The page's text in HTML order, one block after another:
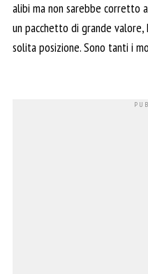
alibi ma non sarebbe corretto
un pacchetto di grande valore,
solita posizione. Sono tanti i